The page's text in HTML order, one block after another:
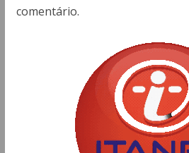
comentário.